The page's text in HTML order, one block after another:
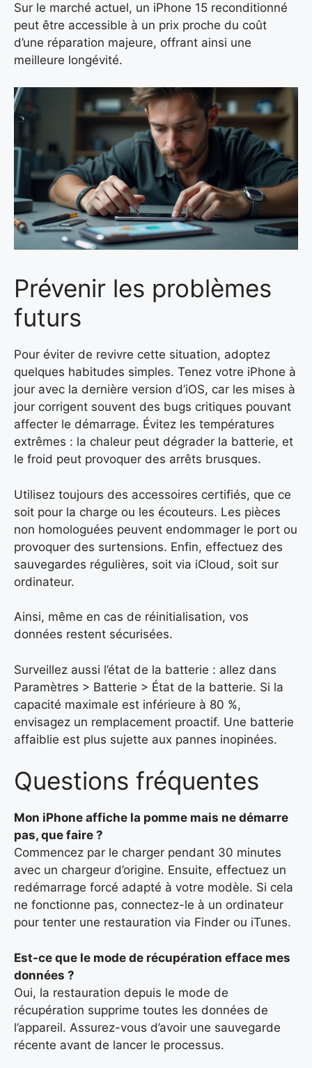
Sur le marché actuel, un iPhone 15 reconditionné
peut être accessible à un prix proche du coût
d’une réparation majeure, offrant ainsi une
meilleure longévité.
Prévenir les problèmes
futurs
Pour éviter de revivre cette situation, adoptez
quelques habitudes simples. Tenez votre iPhone à
jour avec la dernière version d’iOS, car les mises à
jour corrigent souvent des bugs critiques pouvant
affecter le démarrage. Évitez les températures
extrêmes : la chaleur peut dégrader la batterie, et
le froid peut provoquer des arrêts brusques.
Utilisez toujours des accessoires certifiés, que ce
soit pour la charge ou les écouteurs. Les pièces
non homologuées peuvent endommager le port ou
provoquer des surtensions. Enfin, effectuez des
sauvegardes régulières, soit via iCloud, soit sur
ordinateur.
Ainsi, même en cas de réinitialisation, vos
données restent sécurisées.
Surveillez aussi l’état de la batterie : allez dans
Paramètres > Batterie > État de la batterie. Si la
capacité maximale est inférieure à 80 %,
envisagez un remplacement proactif. Une batterie
affaiblie est plus sujette aux pannes inopinées.
Questions fréquentes
Mon iPhone affiche la pomme mais ne démarre
pas, que faire ?
Commencez par le charger pendant 30 minutes
avec un chargeur d’origine. Ensuite, effectuez un
redémarrage forcé adapté à votre modèle. Si cela
ne fonctionne pas, connectez-le à un ordinateur
pour tenter une restauration via Finder ou iTunes.
Est-ce que le mode de récupération efface mes
données ?
Oui, la restauration depuis le mode de
récupération supprime toutes les données de
l’appareil. Assurez-vous d’avoir une sauvegarde
récente avant de lancer le processus.